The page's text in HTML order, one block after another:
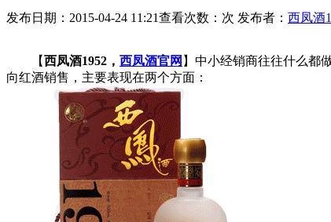
发布日期：2015-04-24 11:21查看次数： 次 发布者： 西凤酒
【西凤酒1952， 西凤酒官网 】中小经销商往往什么都
向红酒销售，主要表现在两个方面：